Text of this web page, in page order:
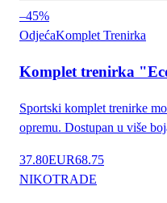
–45%
OdjećaKomplet Trenirka
Komplet trenirka
Sportski komplet trenirke
opremu. Dostupan u više
37.80EUR68.75
NIKOTRADE